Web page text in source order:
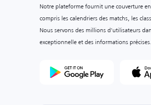
Notre plateforme fournit une couverture
compris les calendriers des matchs, les
Nous servons des millions d'utilisateurs
exceptionnelle et des informations précises.